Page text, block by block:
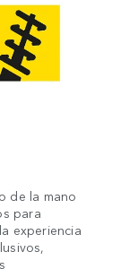
de la mano
para
experiencia